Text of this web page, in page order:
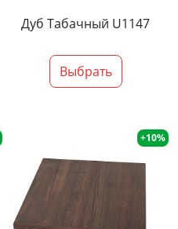
Дуб Табачный U1147
Выбрать
+10%